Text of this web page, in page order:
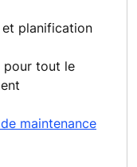
planification
pour tout le
maintenance